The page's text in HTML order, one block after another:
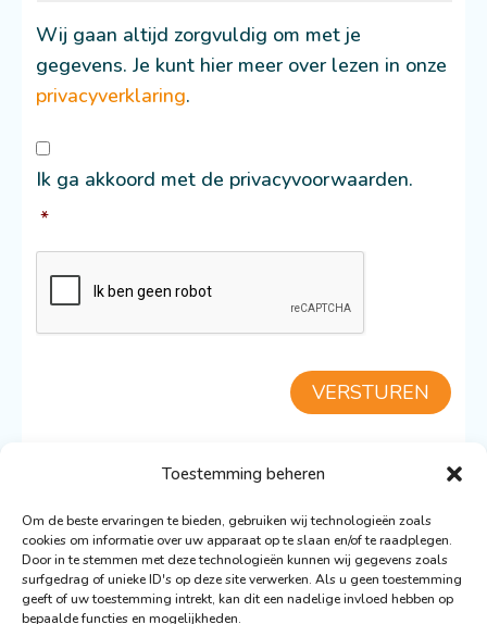
Toestemming beheren
Om de beste ervaringen te bieden, gebruiken wij technologieën zoals
cookies om informatie over uw apparaat op te slaan en/of te raadplegen.
Door in te stemmen met deze technologieën kunnen wij gegevens zoals
surfgedrag of unieke ID's op deze site verwerken. Als u geen toestemming
geeft of uw toestemming intrekt, kan dit een nadelige invloed hebben op
bepaalde functies en mogelijkheden.
Wij gaan altijd zorgvuldig om met je
gegevens. Je kunt hier meer over lezen in onze
privacyverklaring.
Consent
Ik ga akkoord met de privacyvoorwaarden.
*
VERSTUREN
TERUG NAAR DE BOOT